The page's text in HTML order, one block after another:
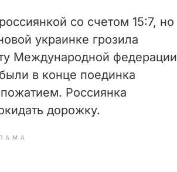
со счетом 15:7, но
украинке грозила
Международной федерации
в конце поединка
Россиянка
дорожку.